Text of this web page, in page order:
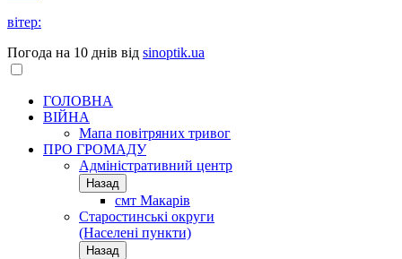
вітер:
Погода на 10 днів від sinoptik.ua
ГОЛОВНА
ВІЙНА
Мапа повітряних тривог
ПРО ГРОМАДУ
Aдміністративний центр
Назад
смт Макарів
Старостинські округи
(Населені пункти)
Назад